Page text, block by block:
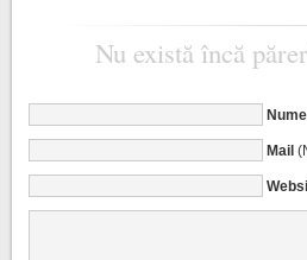
Nu există încă
Mail